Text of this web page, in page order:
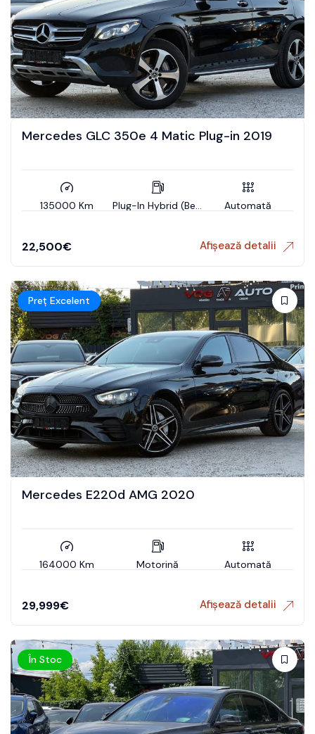
Mercedes GLC 350e 4 Matic Plug-in 2019
135000 Km Plug-In Hybrid (Benzin) Automată
22,500€ Afișează detalii
Preț Excelent
Mercedes E220d AMG 2020
164000 Km Motorină Automată
29,999€ Afișează detalii
În Stoc